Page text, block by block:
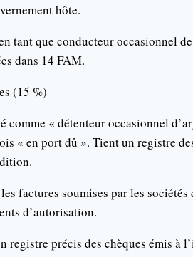
hôte.
tant que conducteur occasionnel
dans 14 FAM.
(15 %)
comme « détenteur occasionnel
« en port dû ». Tient un registre
factures soumises par les
d’autorisation.
registre précis des chèques émis à